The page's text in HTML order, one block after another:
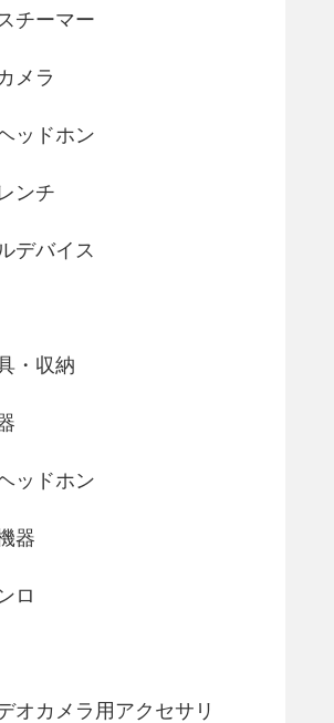
チーマー
メラ
ッドホン
ンチ
デバイス
・収納
ッドホン
器
ロ
オカメラ用アクセサリ